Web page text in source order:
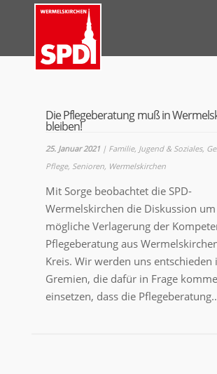
Die Pflegeberatung muß in
bleiben!
25. Januar 2021| Familie, Jugend & Soziales,
Pflege, Senioren, Wermelskirchen
Mit Sorge beobachtet die SPD-
Wermelskirchen die Diskussion
mögliche Verlagerung der
Pflegeberatung aus
Kreis. Wir werden uns entschieden
Gremien, die dafür in Frage
einsetzen, dass die